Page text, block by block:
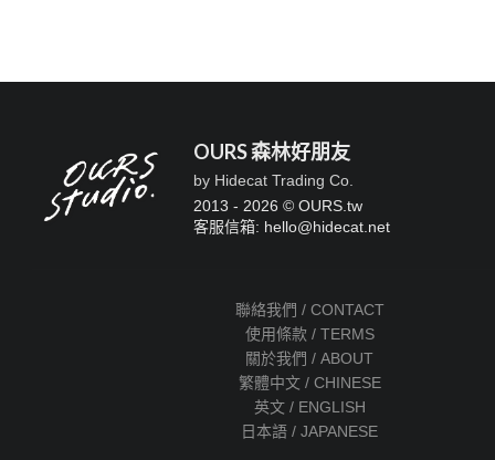
OURS 森林好朋友
by Hidecat Trading Co.
2013 - 2026 © OURS.tw
客服信箱: hello@hidecat.net
聯絡我們 / CONTACT
使用條款 / TERMS
關於我們 / ABOUT
繁體中文 / CHINESE
英文 / ENGLISH
日本語 / JAPANESE